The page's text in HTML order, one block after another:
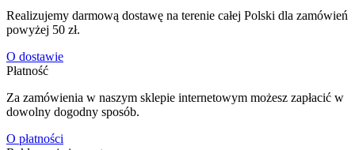
Realizujemy darmową dostawę na terenie całej Polski dla zamówień
powyżej 50 zł.
O dostawie
Płatność
Za zamówienia w naszym sklepie internetowym możesz zapłacić w
dowolny dogodny sposób.
O płatności